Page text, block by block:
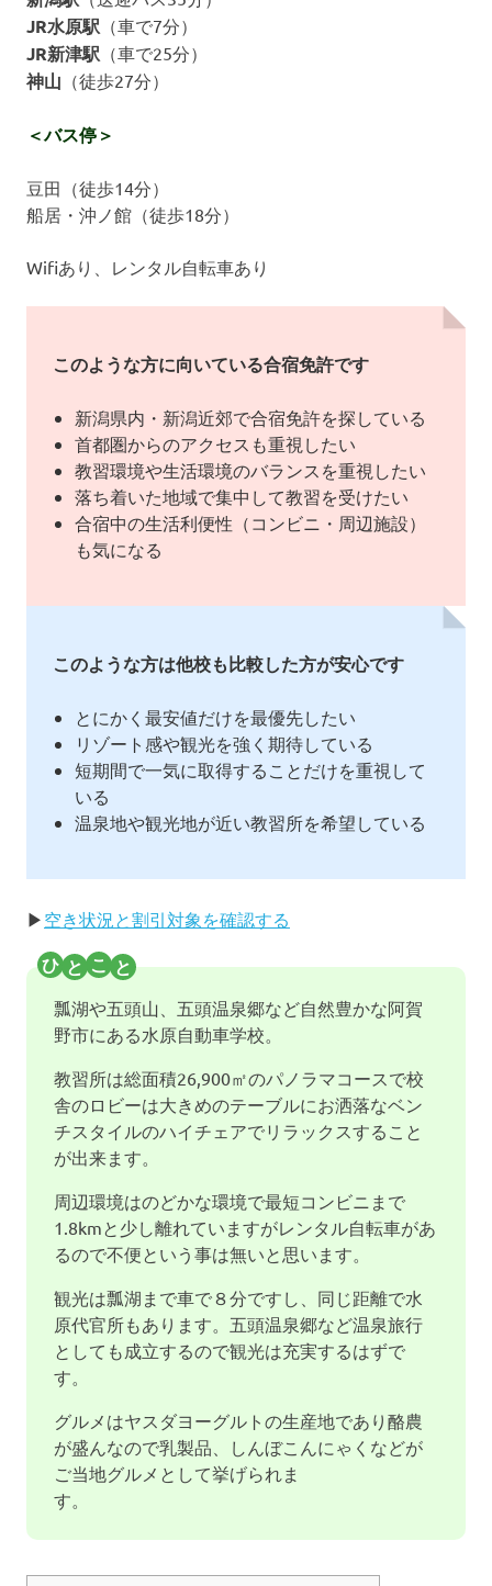
JR水原駅 （車で7分）
JR新津駅 （車で25分）
神山 （徒歩27分）
＜バス停＞
豆田（徒歩14分）
船居・沖ノ館（徒歩18分）
Wifiあり、レンタル自転車あり
このような方に向いている合宿免許です
新潟県内・新潟近郊で合宿免許を探している
首都圏からのアクセスも重視したい
教習環境や生活環境のバランスを重視したい
落ち着いた地域で集中して教習を受けたい
合宿中の生活利便性（コンビニ・周辺施設）
も気になる
このような方は他校も比較した方が安心です
とにかく最安値だけを最優先したい
リゾート感や観光を強く期待している
短期間で一気に取得することだけを重視して
いる
温泉地や観光地が近い教習所を希望している
▶ 空き状況と割引対象を確認する
瓢湖や五頭山、五頭温泉郷など自然豊かな阿賀
野市にある水原自動車学校。
教習所は総面積26,900㎡のパノラマコースで校
舎のロビーは大きめのテーブルにお洒落なベン
チスタイルのハイチェアでリラックスすること
が出来ます。
周辺環境はのどかな環境で最短コンビニまで
1.8kmと少し離れていますがレンタル自転車があ
るので不便という事は無いと思います。
観光は瓢湖まで車で８分ですし、同じ距離で水
原代官所もあります。五頭温泉郷など温泉旅行
としても成立するので観光は充実するはずで
す。
グルメはヤスダヨーグルトの生産地であり酪農
が盛んなので乳製品、しんぼこんにゃくなどが
ご当地グルメとして挙げられま